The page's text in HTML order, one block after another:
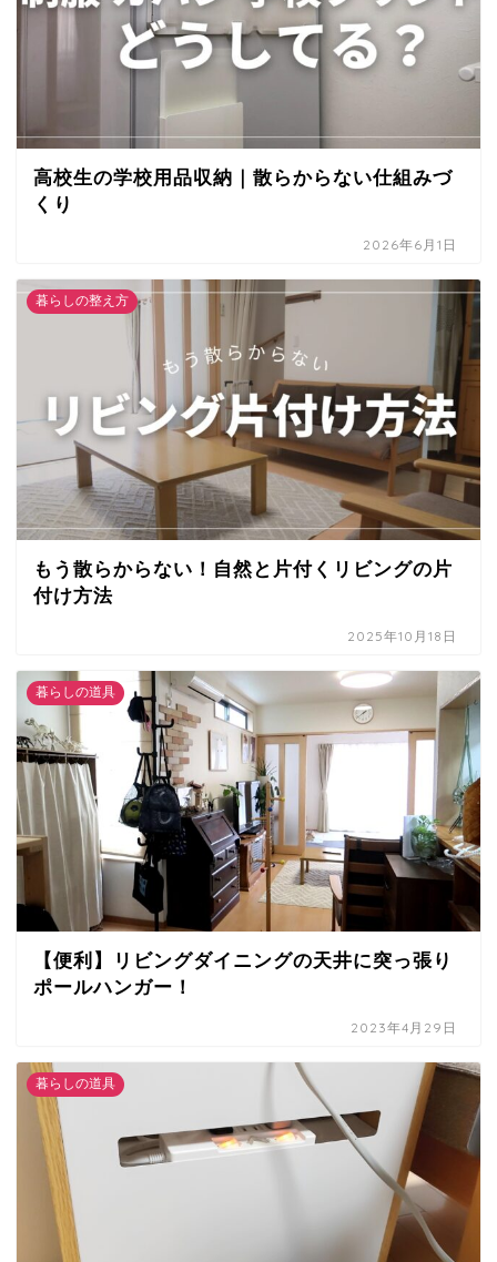
高校生の学校用品収納｜散らからない仕組みづ
くり
2026年6月1日
暮らしの整え方
もう散らからない！自然と片付くリビングの片
付け方法
2025年10月18日
暮らしの道具
【便利】リビングダイニングの天井に突っ張り
ポールハンガー！
2023年4月29日
暮らしの道具